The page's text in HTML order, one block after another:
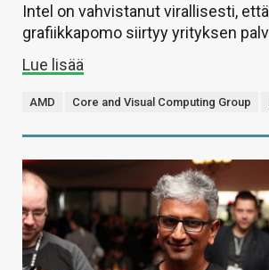
Intel on vahvistanut virallisesti,
grafiikkapomo siirtyy yrityksen
Lue lisää
AMD Core and Visual Computing Group